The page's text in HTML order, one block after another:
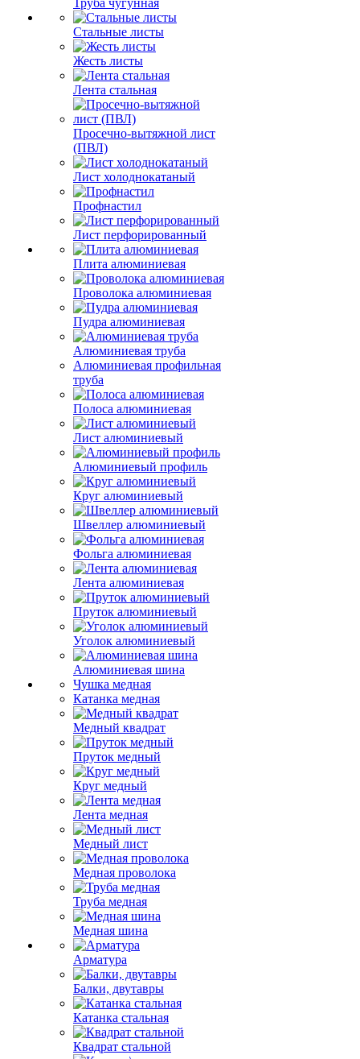
Труба чугунная
Стальные листы
Жесть листы
Лента стальная
Просечно-вытяжной лист
(ПВЛ)
Лист холоднокатаный
Профнастил
Лист перфорированный
Плита алюминиевая
Проволока алюминиевая
Пудра алюминиевая
Алюминиевая труба
Алюминиевая профильная
труба
Полоса алюминиевая
Лист алюминиевый
Алюминиевый профиль
Круг алюминиевый
Швеллер алюминиевый
Фольга алюминиевая
Лента алюминиевая
Пруток алюминиевый
Уголок алюминиевый
Алюминиевая шина
Чушка медная
Катанка медная
Медный квадрат
Пруток медный
Круг медный
Лента медная
Медный лист
Медная проволока
Труба медная
Медная шина
Арматура
Балки, двутавры
Катанка стальная
Квадрат стальной